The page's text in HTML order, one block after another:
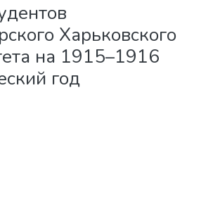
Харьковского
на 1915–1916
год